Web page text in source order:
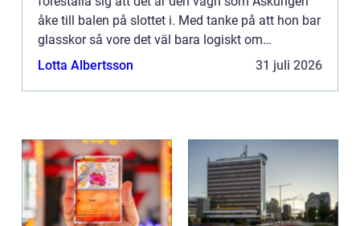
åke till balen på slottet i. Med tanke på att hon bar
glasskor så vore det väl bara logiskt om
transporten också bestod av glas. Hon åkte ju
Lotta Albertsson 31 juli 2026